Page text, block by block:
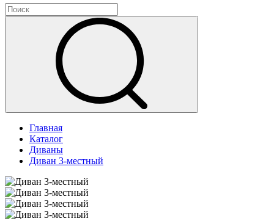
Главная
Каталог
Диваны
Диван 3-местный